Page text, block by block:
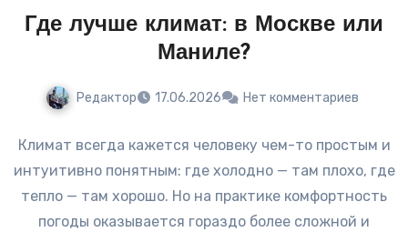
Где лучше климат: в Москве или
Маниле?
Редактор 17.06.2026 Нет комментариев
Климат всегда кажется человеку чем-то простым и
интуитивно понятным: где холодно — там плохо, где
тепло — там хорошо. Но на практике комфортность
погоды оказывается гораздо более сложной и